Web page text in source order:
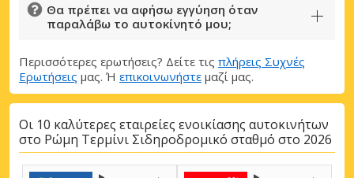
Θα πρέπει να αφήσω εγγύηση όταν
παραλάβω το αυτοκίνητό μου;
Περισσότερες ερωτήσεις? Δείτε τις πλήρεις Συχνές
Ερωτήσεις μας. Ή επικοινωνήστε μαζί μας.
Οι 10 καλύτερες εταιρείες ενοικίασης αυτοκινήτων
στο Ρώμη Τερμίνι Σιδηροδρομικό σταθμό στο 2026